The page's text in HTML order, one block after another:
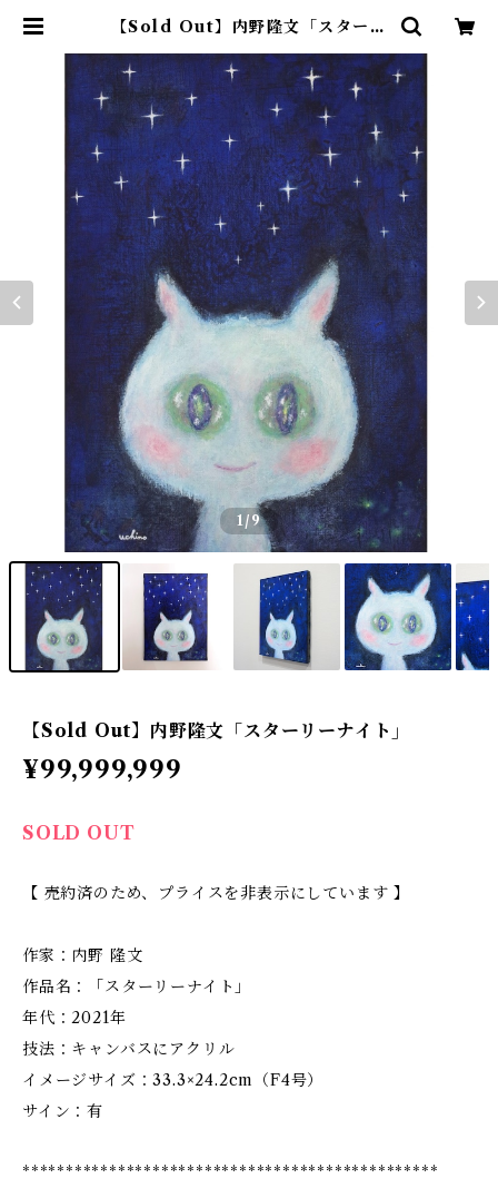
【Sold Out】内野隆文「スターリ
ンラインショップ
1/9
【Sold Out】内野隆文「スターリーナイト」
¥99,999,999
SOLD OUT
【 売約済のため、プライスを非表示にしています 】
作家：内野 隆文
作品名：「スターリーナイト」
年代：2021年
技法：キャンバスにアクリル
イメージサイズ：33.3×24.2cm（F4号）
サイン：有
************************************************